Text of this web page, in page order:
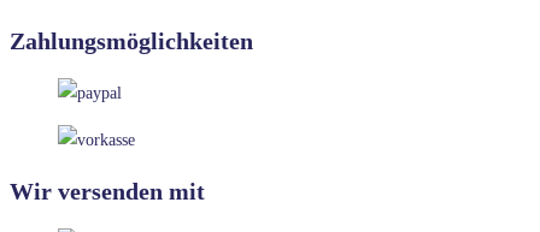
Zahlungsmöglichkeiten
Wir versenden mit